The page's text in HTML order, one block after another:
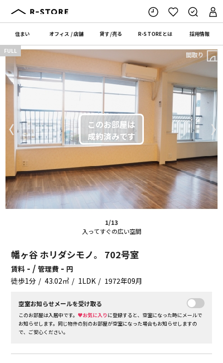
住まい オフィス /店舗 貸す/売る R-STOREとは 採用情報
1/13
入ってすぐの広い空間
〈 〉
FULL 間取り
幡ヶ谷 ホリダシモノ。 702号室
賃料 - /管理費 - 円
徒歩1分
43.02㎡ 1LDK 1972年09月
空室お知らせメールを受け取る
このお部屋は入居中です。♥お気に入り に登録すると、空室になった時にメールで
お知らせします。同じ物件の別のお部屋が空室になった場合もお知らせしますの
で、ご安心ください。